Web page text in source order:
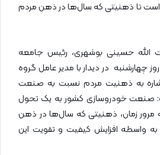
است تا ذهنیتی که سال‌ها در ذهن مردم
الله حسینی بوشهری، رئیس جامعه
چهارشنبه در دیدار با مدیر عامل گروه
به ذهنیت مردم نسبت به صنعت
صنعت خودروسازی کشور به یک تحول
مرور زمان، ذهنیتی که سال‌ها در ذهن
واسطه افزایش کیفیت و تقویت این